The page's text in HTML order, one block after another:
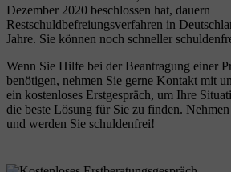
Dezember 2020 beschlossen hat, dauern
Restschuldbefreiungsverfahren in
Jahre. Sie können noch schneller
Wenn Sie Hilfe bei der Beantragung einer
benötigen, nehmen Sie gerne Kontakt mit
ein kostenloses Erstgespräch, um Ihre
die beste Lösung für Sie zu finden.
und werden Sie schuldenfrei!